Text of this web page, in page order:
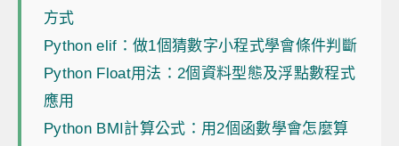
方式
Python elif：做1個猜數字小程式學會條件判斷
Python Float用法：2個資料型態及浮點數程式
應用
Python BMI計算公式：用2個函數學會怎麼算